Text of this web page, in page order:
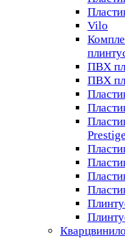
Vilo
ПВХ
ПВХ
Prestige